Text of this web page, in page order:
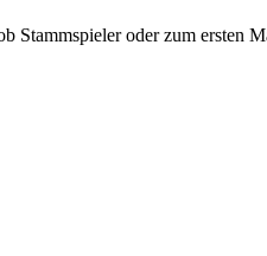
Stammspieler oder zum ersten